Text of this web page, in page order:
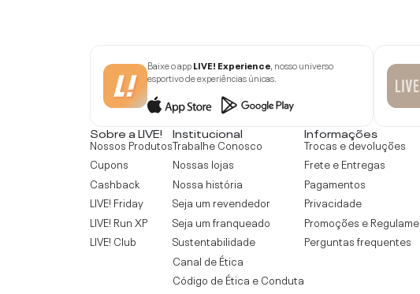
Baixe o appLIVE! Experience, nosso universo
esportivo de experiências únicas.
Sobre a LIVE!
Nossos Produtos
Cupons
Cashback
LIVE! Friday
LIVE! Run XP
LIVE! Club
Institucional
Trabalhe Conosco
Nossas lojas
Nossa história
Seja um revendedor
Seja um franqueado
Sustentabilidade
Canal de Ética
Código de Ética e Conduta
Informações
Trocas e devoluções
Frete e Entregas
Pagamentos
Privacidade
Promoções e
Perguntas frequentes